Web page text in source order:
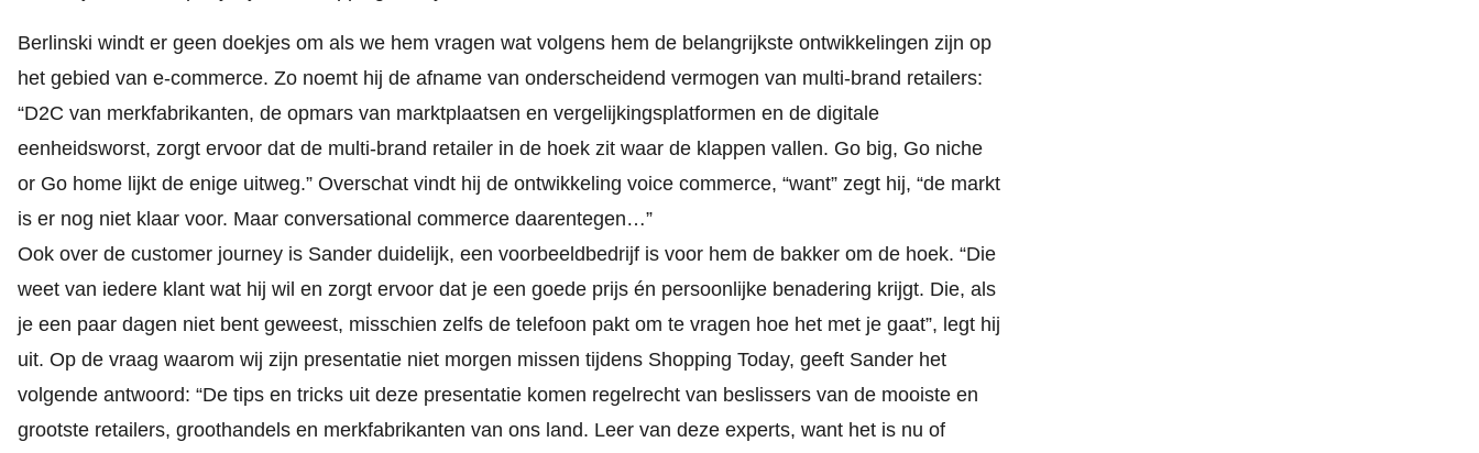
Berlinski windt er geen doekjes om als we hem vragen wat volgens hem de belangrijkste ontwikkelingen zijn op
het gebied van e-commerce. Zo noemt hij de afname van onderscheidend vermogen van multi-brand retailers:
“D2C van merkfabrikanten, de opmars van marktplaatsen en vergelijkingsplatformen en de digitale
eenheidsworst, zorgt ervoor dat de multi-brand retailer in de hoek zit waar de klappen vallen. Go big, Go niche
or Go home lijkt de enige uitweg.” Overschat vindt hij de ontwikkeling voice commerce, “want” zegt hij, “de markt
is er nog niet klaar voor. Maar conversational commerce daarentegen…”
Ook over de customer journey is Sander duidelijk, een voorbeeldbedrijf is voor hem de bakker om de hoek. “Die
weet van iedere klant wat hij wil en zorgt ervoor dat je een goede prijs én persoonlijke benadering krijgt. Die, als
je een paar dagen niet bent geweest, misschien zelfs de telefoon pakt om te vragen hoe het met je gaat”, legt hij
uit. Op de vraag waarom wij zijn presentatie niet morgen missen tijdens Shopping Today, geeft Sander het
volgende antwoord: “De tips en tricks uit deze presentatie komen regelrecht van beslissers van de mooiste en
grootste retailers, groothandels en merkfabrikanten van ons land. Leer van deze experts, want het is nu of